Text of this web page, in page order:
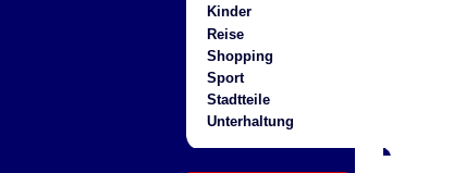
Kinder
Reise
Shopping
Sport
Stadtteile
Unterhaltung